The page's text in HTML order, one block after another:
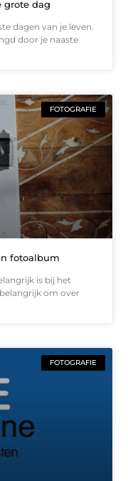
grote dag
dagen van je leven.
door je naaste
FOTOGRAFIE
fotoalbum
is bij het
om over
FOTOGRAFIE